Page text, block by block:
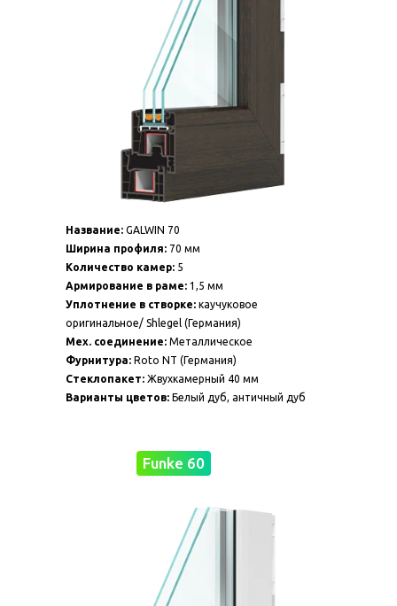
Funke 60
Название: GALWIN 70
Ширина профиля: 70 мм
Количество камер: 5
Армирование в раме: 1,5 мм
Уплотнение в створке: каучуковое
оригинальное/ Shlegel (Германия)
Мех. соединение: Металлическое
Фурнитура: Roto NT (Германия)
Стеклопакет: Жвухкамерный 40 мм
Варианты цветов: Белый дуб, античный дуб